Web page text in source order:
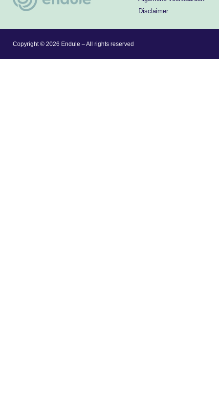
Disclaimer
Copyright © 2026 Endule – All rights reserved